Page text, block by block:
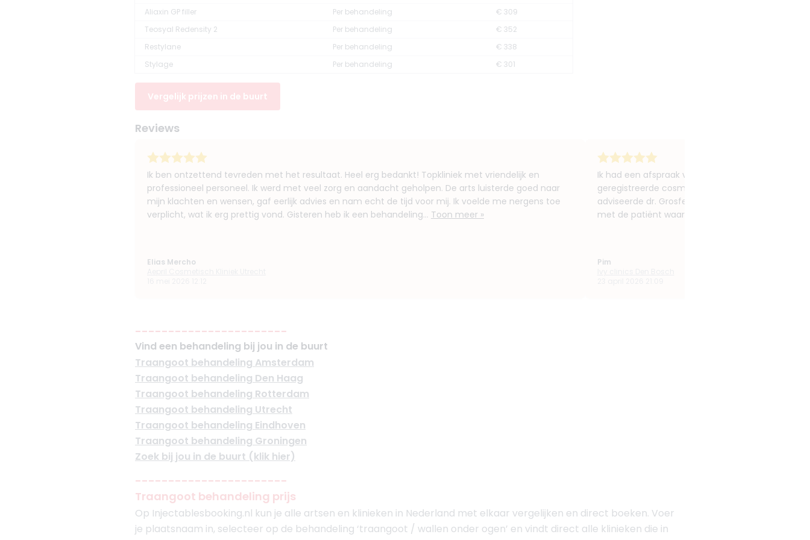
Aliaxin GP filler
Per behandeling
€ 309
Teosyal Redensity 2
Per behandeling
€ 352
Restylane
Per behandeling
€ 338
Stylage
Per behandeling € 301
Vergelijk prijzen in de buurt
Reviews
Ik ben ontzettend tevreden met het resultaat. Heel erg bedankt! Topkliniek met vriendelijk en
professioneel personeel. Ik werd met veel zorg en aandacht geholpen. De arts luisterde goed naar
mijn klachten en wensen, gaf eerlijk advies en nam echt de tijd voor mij. Ik voelde me nergens toe
verplicht, wat ik erg prettig vond. Gisteren heb ik een behandeling... Toon meer »
Elias Mercho
Ik had een afspraak voor een traangootfiller en
geregistreerde cosmetisch arts. De kliniek oogt
adviseerde dr. Grosfeld mij eerlijk om nog
met de patiënt waardeer ik zeer. Een kliniek die
Pim
-----------------------
Vind een behandeling bij jou in de buurt
Traangoot behandeling Amsterdam
Traangoot behandeling Den Haag
Traangoot behandeling Rotterdam
Traangoot behandeling Utrecht
Traangoot behandeling Eindhoven
Traangoot behandeling Groningen
Zoek bij jou in de buurt (klik hier)
-----------------------
Traangoot behandeling prijs
Op Injectablesbooking.nl kun je alle artsen en klinieken in Nederland met elkaar vergelijken en direct boeken. Voer
je plaatsnaam in, selecteer op de behandeling ‘traangoot / wallen onder ogen’ en vindt direct alle klinieken die in